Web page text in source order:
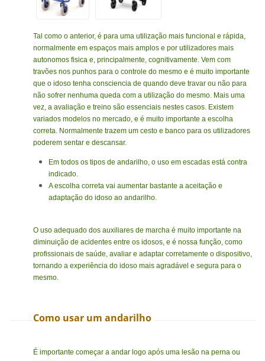
Tal como o anterior, é para uma utilização mais funcional e rápida,
normalmente em espaços mais amplos e por utilizadores mais
autonomos fisica e, principalmente, cognitivamente. Vem com
travões nos punhos para o controle do mesmo e é muito importante
que o idoso tenha consciencia de quando deve travar ou não para
não sofrer nenhuma queda com a utilização do mesmo. Mais uma
vez, a avaliação e treino são essenciais nestes casos. Existem
variados modelos no mercado, e é muito importante a escolha
correta. Normalmente trazem um cesto e banco para os utilizadores
poderem sentar e descansar.
Em todos os tipos de andarilho, o uso em escadas está contra
indicado.
A escolha correta vai aumentar bastante a aceitação e
adaptação do idoso ao andarilho.
O uso adequado dos auxiliares de marcha é muito importante na
diminuição de acidentes entre os idosos, e é nossa função, como
profissionais de saúde, avaliar e adaptar corretamente o dispositivo,
tornando a experiência do idoso mais agradável e segura para o
mesmo.
Como usar um andarilho
É importante começar a andar logo após uma lesão na perna ou